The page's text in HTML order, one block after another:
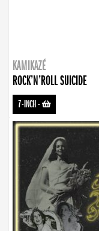
KAMIKAZÉ
ROCK’N’ROLL SUICIDE
7-INCH-